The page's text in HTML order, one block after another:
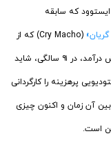
که سابقه
(Cry Macho) که از
۱۷ سپتامبر ۲۰۲۱ در سینماها و اچ‌بی‌او مکس به نمایش درآمد، در ۹۱ سالگی، شاید
پرهزینه را کارگردانی
بین آن زمان و اکنون چیزی
است.